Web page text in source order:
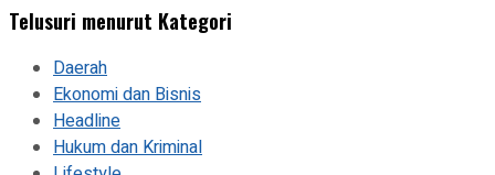
Telusuri menurut Kategori
Daerah
Ekonomi dan Bisnis
Headline
Hukum dan Kriminal